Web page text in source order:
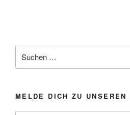
nach:
MELDE DICH ZU UNSEREN